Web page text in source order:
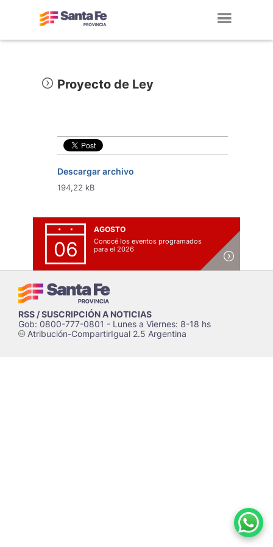
Proyecto de Ley
Descargar archivo
194,22 kB
06
AGOSTO
Conocé los eventos programados
para el 2026
RSS / SUSCRIPCIÓN A NOTICIAS
Gob: 0800-777-0801 - Lunes a Viernes: 8-18 hs
cAtribución-CompartirIgual 2.5 Argentina